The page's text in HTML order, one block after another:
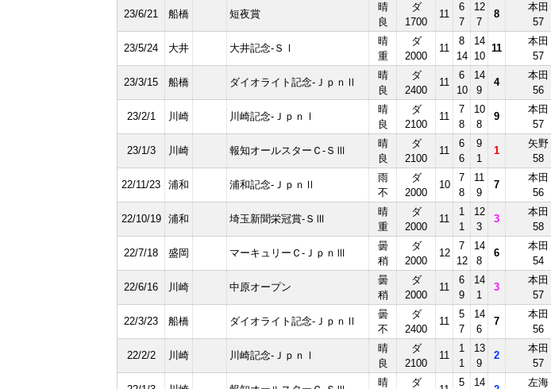
23/6/21 船橋 短夜賞
晴
良
ダ
1700
11
6
7
12
7
8
本田
57
23/5/24 大井 大井記念-ＳⅠ
晴
重
ダ
2000
11
8
14
14
10
11
本田
57
23/3/15 船橋 ダイオライト記念-ＪｐｎⅡ
晴
良
ダ
2400
11
6
10
14
9
4
本田
56
23/2/1 川崎 川崎記念-ＪｐｎⅠ
晴
良
ダ
2100
11
7
8
10
8
9
本田
57
23/1/3 川崎 報知オールスターＣ-ＳⅢ
晴
良
ダ
2100
11
6
6
9
1
1
矢野
58
22/11/23 浦和 浦和記念-ＪｐｎⅡ
雨
不
ダ
2000
10
7
8
11
9
7
本田
56
22/10/19 浦和 埼玉新聞栄冠賞-ＳⅢ
晴
重
ダ
2000
11
1
1
12
3
3
本田
58
22/7/18 盛岡 マーキュリーＣ-ＪｐｎⅢ
曇
稍
ダ
2000
12
7
12
14
8
6
本田
54
22/6/16 川崎 中原オープン
曇
稍
ダ
2000
11
6
9
14
1
3
本田
57
22/3/23 船橋 ダイオライト記念-ＪｐｎⅡ
曇
不
ダ
2400
11
5
7
14
6
7
本田
56
22/2/2 川崎 川崎記念-ＪｐｎⅠ
晴
良
ダ
2100
11
1
1
13
9
2
本田
57
晴
ダ
5
14
左海